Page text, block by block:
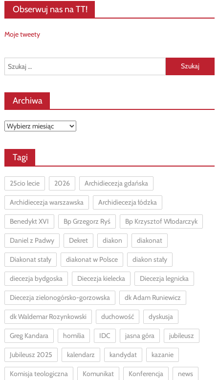
Obserwuj nas na TT!
Moje tweety
Szukaj:
Archiwa
Archiwa
Tagi
25cio lecie 2026 Archidiecezja gdańska
Archidiecezja warszawska Archidiecezja łódzka
Benedykt XVI Bp Grzegorz Ryś Bp Krzysztof Włodarczyk
Daniel z Padwy Dekret diakon diakonat
Diakonat stały diakonat w Polsce diakon stały
diecezja bydgoska Diecezja kielecka Diecezja legnicka
Diecezja zielonogórsko-gorzowska dk Adam Runiewicz
dk Waldemar Rozynkowski duchowość dyskusja
Greg Kandara homilia IDC jasna góra jubileusz
Jubileusz 2025 kalendarz kandydat kazanie
Komisja teologiczna Komunikat Konferencja news